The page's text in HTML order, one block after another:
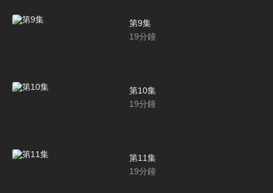
第9集
19分鐘
第10集
19分鐘
第11集
19分鐘